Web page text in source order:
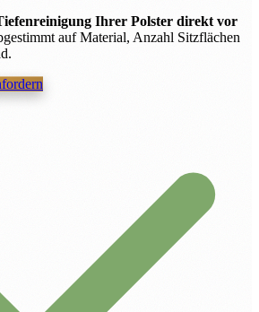
Ihrer Polster direkt vor
auf Material, Anzahl Sitzflächen